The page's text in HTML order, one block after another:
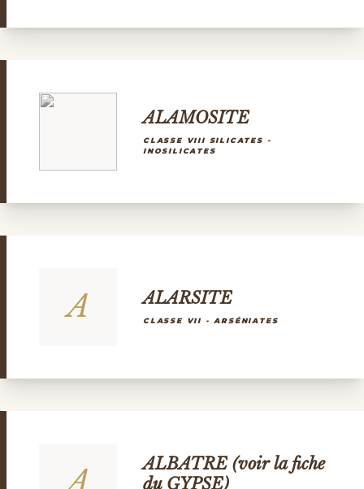
ALAMOSITE
CLASSE VIII SILICATES -
INOSILICATES
A ALARSITE
CLASSE VII - ARSÉNIATES
ALBATRE (voir la fiche
du GYPSE)